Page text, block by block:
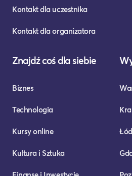
Kontakt dla uczestnika
Kontakt dla organizatora
Znajdź coś dla siebie
Biznes
Technologia
Kursy online
Kultura i Sztuka